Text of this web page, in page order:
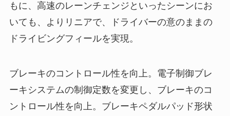
もに、高速のレーンチェンジといったシーンにお
いても、よりリニアで、ドライバーの意のままの
ドライビングフィールを実現。
ブレーキのコントロール性を向上。電子制御ブレ
ーキシステムの制御定数を変更し、ブレーキのコ
ントロール性を向上。ブレーキペダルパッド形状